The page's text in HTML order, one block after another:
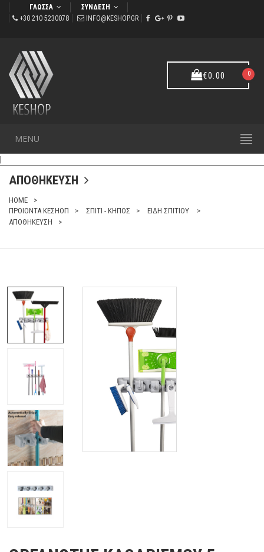
ΓΛΩΣΣΑ
ΣΥΝΔΕΣΗ
+30 210 5230078
INFO@KESHOP.GR
MENU
€0.00 0
ΑΠΟΘΗΚΕΥΣΗ
HOME
ΠΡΟΙΟΝΤΑ ΚΕΣΗΟΠ
ΣΠΙΤΙ - ΚΗΠΟΣ
ΕΙΔΗ ΣΠΙΤΙΟΥ
ΑΠΟΘΗΚΕΥΣΗ